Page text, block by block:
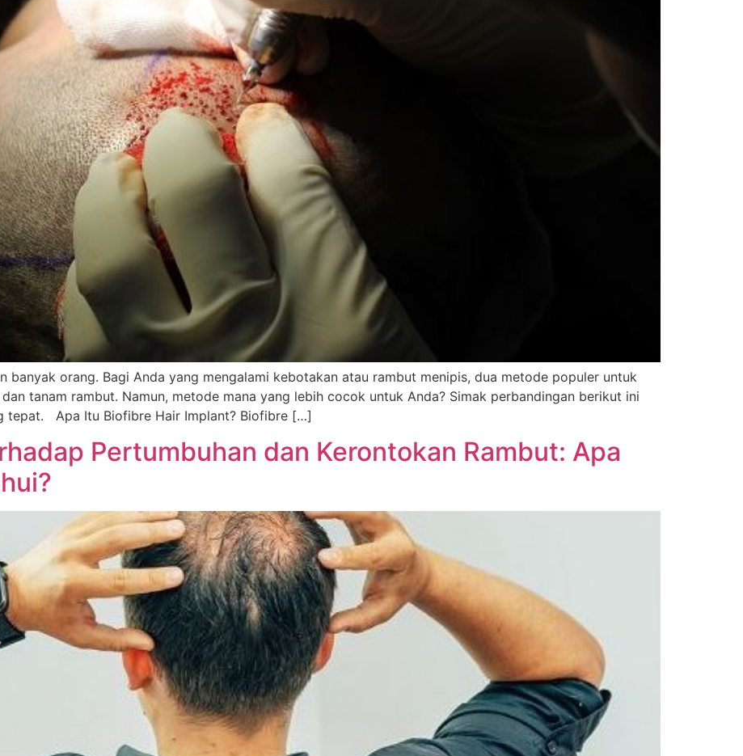
banyak orang. Bagi Anda yang mengalami kebotakan atau rambut menipis, dua metode populer untuk
tanam rambut. Namun, metode mana yang lebih cocok untuk Anda? Simak perbandingan berikut ini
tepat. Apa Itu Biofibre Hair Implant? Biofibre […]
Pertumbuhan dan Kerontokan Rambut: Apa